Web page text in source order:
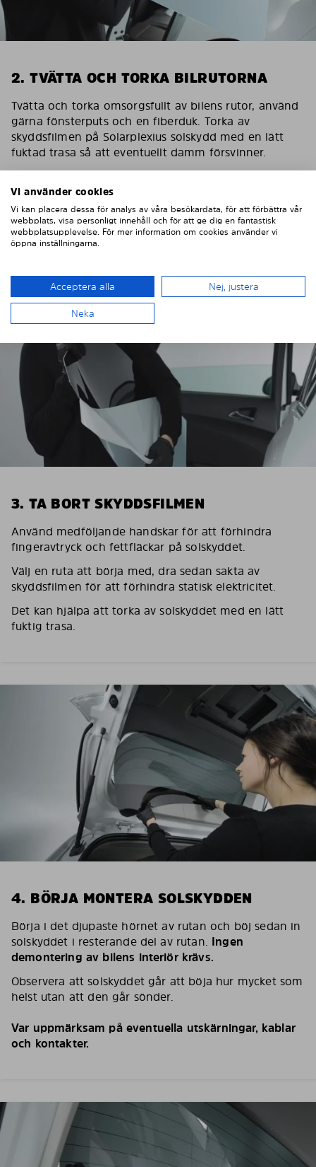
2. TVÄTTA OCH TORKA BILRUTORNA
Tvätta och torka omsorgsfullt av bilens rutor, använd
gärna fönsterputs och en fiberduk. Torka av
skyddsfilmen på Solarplexius solskydd med en lätt
fuktad trasa så att eventuellt damm försvinner.
För att skydda bilens inredning mot eventuella
skador/repor vid montering ska du sätta en
maskeringstejp på inredningen som skydd.
3. TA BORT SKYDDSFILMEN
Använd medföljande handskar för att förhindra
fingeravtryck och fettfläckar på solskyddet.
Välj en ruta att börja med, dra sedan sakta av
skyddsfilmen för att förhindra statisk elektricitet.
Det kan hjälpa att torka av solskyddet med en lätt
fuktig trasa.
4. BÖRJA MONTERA SOLSKYDDEN
Börja i det djupaste hörnet av rutan och böj sedan in
solskyddet i resterande del av rutan. Ingen
demontering av bilens interiör krävs.
Observera att solskyddet går att böja hur mycket som
helst utan att den går sönder.
Var uppmärksam på eventuella utskärningar, kablar
och kontakter.
Vi använder cookies
Vi kan placera dessa för analys av våra besökardata, för att förbättra vår
webbplats, visa personligt innehåll och för att ge dig en fantastisk
webbplatsupplevelse. För mer information om cookies använder vi
öppna inställningarna.
Acceptera alla Nej, justera
Neka